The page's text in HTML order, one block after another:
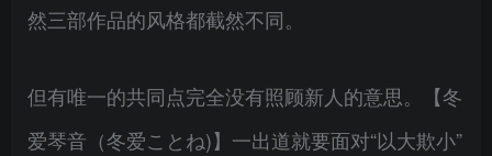
然三部作品的风格都截然不同。
但有唯一的共同点完全没有照顾新人的意思。【冬
爱琴音（冬爱ことね)】一出道就要面对“以大欺小”